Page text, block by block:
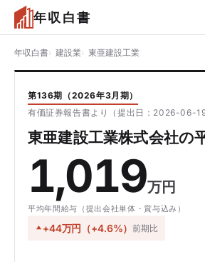
年収白書
年収白書 建設業 東亜建設工業
第136期（2026年3月期）
有価証券報告書より（提出日：2026-06-19
東亜建設工業株式会社の
1,019万円
平均年間給与（提出会社単体・賞与込み）
+44万円（+4.6%）前期比